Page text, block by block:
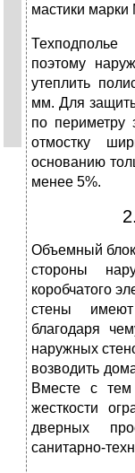
мастики
поэтому
утеплить
мм. Для
по периметру
отмостку
основанию
менее 5%.
Объемный
стороны
коробчатого
стены имеют
благодаря
наружных
возводить
Вместе с тем
жесткости
дверных
санитарно-